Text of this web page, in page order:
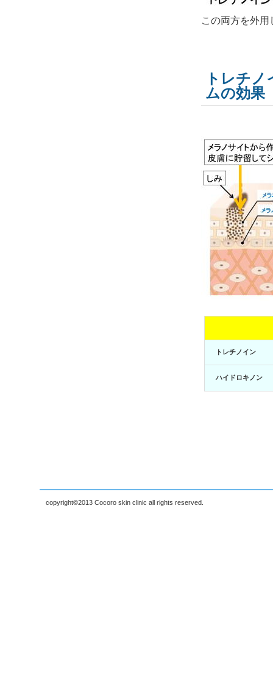
この両方を外
トレチ
ムの効果
トレチノイン
ハイドロキノン
copyright©2013 Cocoro skin clinic all rights reserved.